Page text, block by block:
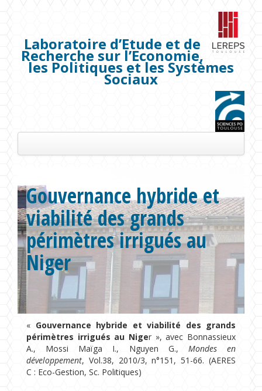
Laboratoire d’Etude et de
Recherche sur l’Economie,
les Politiques et les Systèmes
Sociaux
Les membres
Séminaires
Publications
Projets de recherche
Formations
Gouvernance hybride et
viabilité des grands
périmètres irrigués au
Niger
« Gouvernance hybride et viabilité des grands
périmètres irrigués au Niger », avec Bonnassieux
A., Mossi Maïga I., Nguyen G., Mondes en
développement, Vol.38, 2010/3, n°151, 51-66. (AERES
C : Eco-Gestion, Sc. Politiques)